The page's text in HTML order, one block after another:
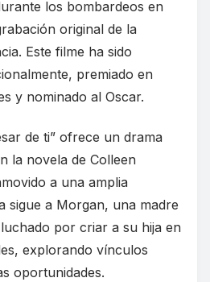
los bombardeos en
original de la
Este filme ha sido
premiado en
y nominado al Oscar.
de ti” ofrece un drama
la novela de Colleen
a una amplia
sigue a Morgan, una madre
por criar a su hija en
explorando vínculos
oportunidades.